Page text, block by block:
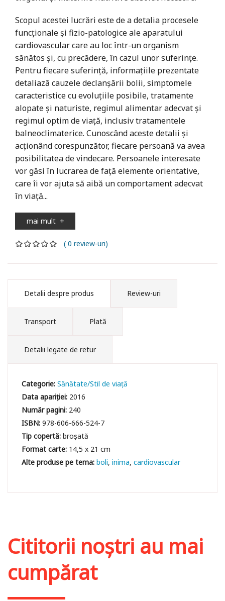
Scopul acestei lucrări este de a detalia procesele
funcţionale şi fizio-patologice ale aparatului
cardiovascular care au loc într-un organism
sănătos şi, cu precădere, în cazul unor suferinţe.
Pentru fiecare suferinţă, informaţiile prezentate
detaliază cauzele declanşării bolii, simptomele
caracteristice cu evoluţiile posibile, tratamente
alopate şi naturiste, regimul alimentar adecvat şi
regimul optim de viaţă, inclusiv tratamentele
balneoclimaterice. Cunoscând aceste detalii şi
acţionând corespunzător, fiecare persoană va avea
posibilitatea de vindecare. Persoanele interesate
vor găsi în lucrarea de faţă elemente orientative,
care îi vor ajuta să aibă un comportament adecvat
în viaţă...
mai mult +
( 0 review-uri)
Detalii despre produs Review-uri
Transport Plată
Detalii legate de retur
Categorie:Sănătate/Stil de viaţă
Data apariției: 2016
Număr pagini: 240
ISBN:978-606-666-524-7
Tip copertă:broșată
Format carte: 14,5 x 21 cm
boli inima cardiovascular
Cititorii noștri au mai
cumpărat